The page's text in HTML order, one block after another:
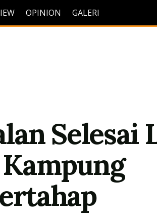
OPINION GALERI
Selesai